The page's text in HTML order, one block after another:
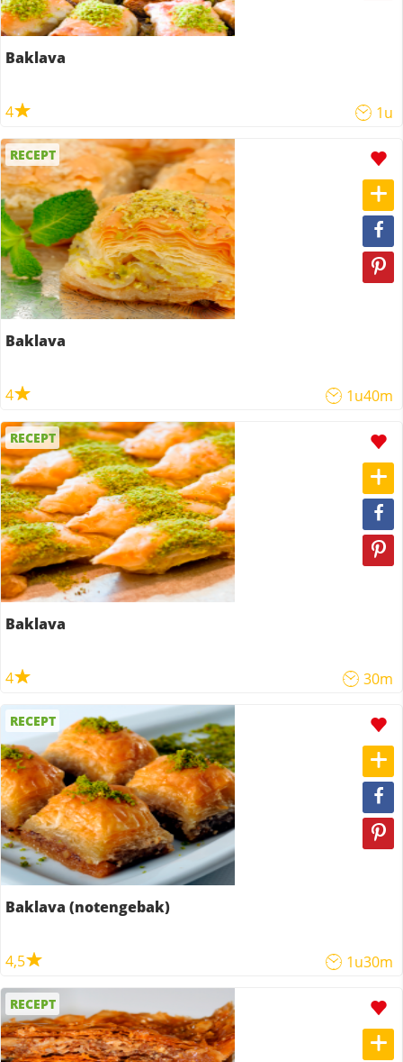
Baklava
4 1u
RECEPT
Baklava
4 1u40m
RECEPT
Baklava
4 30m
RECEPT
Baklava (notengebak)
4,5 1u30m
RECEPT